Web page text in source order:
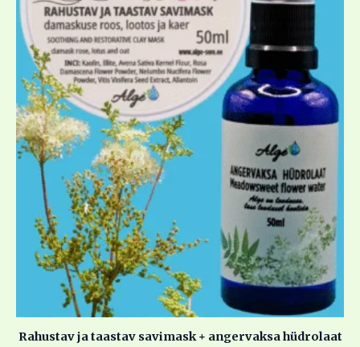
Rahustav ja taastav savimask + angervaksa hüdrolaat